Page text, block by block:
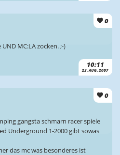
0
10:11
23. AUG. 2007
MC:LA zocken. ;-)
0
gangsta schmarn racer spiele
Underground 1-2000 gibt sowas
das mc was besonderes ist